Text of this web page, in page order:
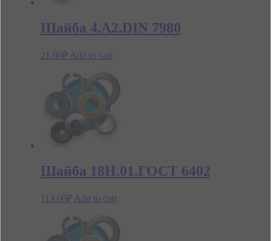
Шайба 4.А2.DIN 7980
21.00₽ Add to cart
Шайба 18Н.01.ГОСТ 6402
113.00₽ Add to cart